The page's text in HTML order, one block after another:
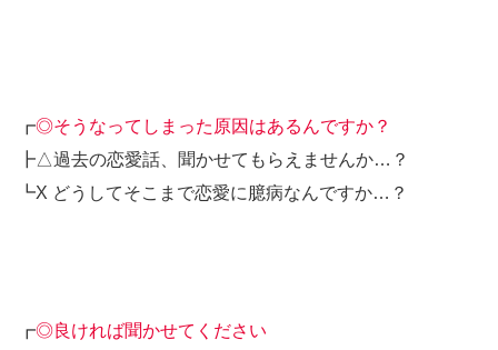
┏◎そうなってしまった原因はあるんですか？
┣△過去の恋愛話、聞かせてもらえませんか…？
┗X どうしてそこまで恋愛に臆病なんですか…？
┏◎良ければ聞かせてください